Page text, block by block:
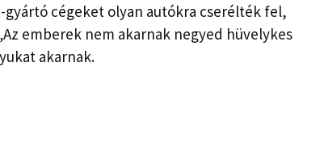
cégeket olyan autókra cserélték fel,
emberek nem akarnak negyed hüvelykes
akarnak.